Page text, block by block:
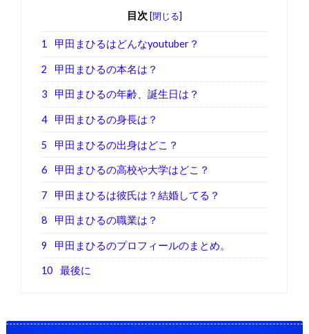
目次 [閉じる]
1 甲田まひるはどんなyoutuber？
2 甲田まひるの本名は？
3 甲田まひるの年齢、誕生日は？
4 甲田まひるの身長は？
5 甲田まひるの出身はどこ？
6 甲田まひるの高校や大学はどこ？
7 甲田まひるは彼氏は？結婚してる？
8 甲田まひるの職業は？
9 甲田まひるのプロフィールのまとめ。
10 最後に